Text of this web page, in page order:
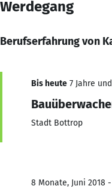
Werdegang
Berufserfahrung von
Bis heute 7 Jahre
Stadt Bottrop
8 Monate, Juni 2018 -